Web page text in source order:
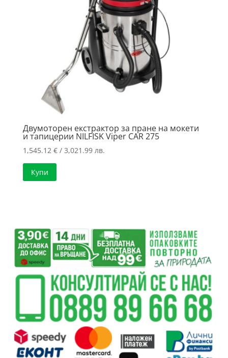
Двумоторен екстрактор за пране на мокети
и тапицерии NILFISK Viper CAR 275
1,545.12 €/ 3,021.99 лв.
Купи